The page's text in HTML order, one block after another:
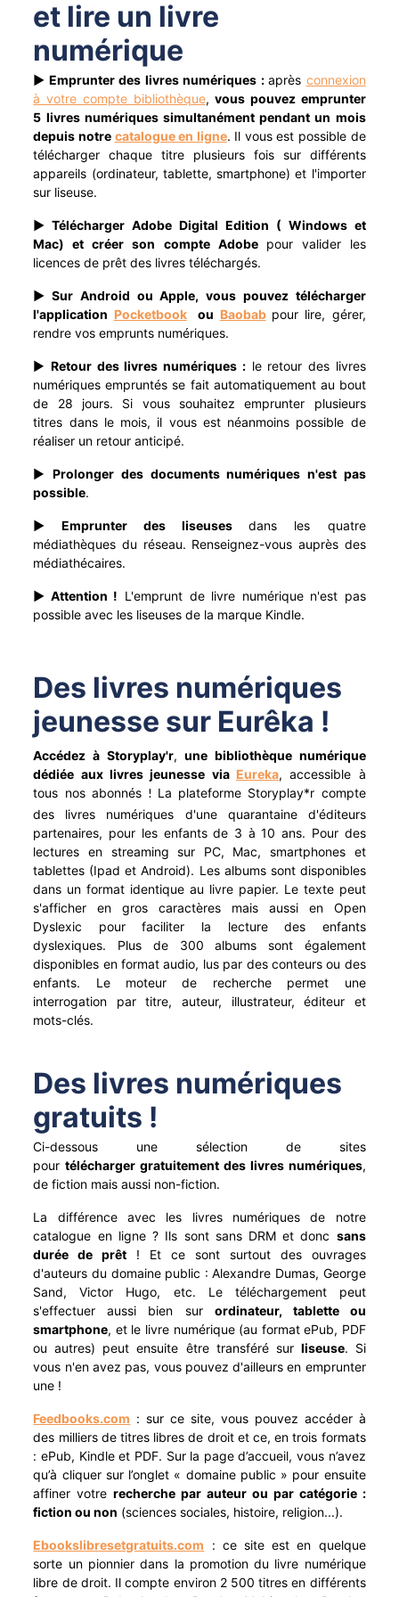
Apprentissage
Portage à domicile
Braderie
Dons et troc de livres
Prêt d'instruments de musique
et lire un livre
numérique
► Emprunter des livres numériques :après connexion
à votre compte bibliothèque,vous pouvez emprunter
5 livres numériques simultanément pendant un mois
depuis notre catalogue en ligne. Il vous est possible de
télécharger chaque titre plusieurs fois sur différents
appareils (ordinateur, tablette, smartphone) et l'importer
sur liseuse.
► Télécharger Adobe Digital Edition ( Windows et
Mac) et créer son compte Adobe pour valider les
licences de prêt des livres téléchargés.
► Sur Android ou Apple, vous pouvez télécharger
l'application Pocketbookou Baobab pour lire, gérer,
rendre vos emprunts numériques.
►Retour des livres numériques :le retour des livres
numériques empruntés se fait automatiquement au bout
de 28 jours. Si vous souhaitez emprunter plusieurs
titres dans le mois, il vous est néanmoins possible de
réaliser un retour anticipé.
►Prolonger des documents numériques n'est pas
possible.
► Emprunter des liseusesdans les quatre
médiathèques du réseau. Renseignez-vous auprès des
médiathécaires.
► Attention ! L'emprunt de livre numérique n'est pas
possible avec les liseuses de la marque Kindle.
Des livres numériques
jeunesse sur Eurêka !
Accédez à Storyplay'r, une bibliothèque numérique
dédiée aux livres jeunesse via Eureka, accessible à
tous nos abonnés ! La plateforme Storyplay*r compte
des livres numériques d'une quarantaine d'éditeurs
partenaires, pour les enfants de 3 à 10 ans. Pour des
lectures en streaming sur PC, Mac, smartphones et
tablettes (Ipad et Android). Les albums sont disponibles
dans un format identique au livre papier. Le texte peut
s'afficher en gros caractères mais aussi en Open
Dyslexic pour faciliter la lecture des enfants
dyslexiques. Plus de 300 albums sont également
disponibles en format audio, lus par des conteurs ou des
enfants. Le moteur de recherche permet une
interrogation par titre, auteur, illustrateur, éditeur et
mots-clés.
Des livres numériques
gratuits !
Ci-dessous une sélection de sites
pourtélécharger gratuitement des livres numériques,
de fiction mais aussi non-fiction.
La différence avec les livres numériques de notre
catalogue en ligne ? Ils sont sans DRM et donc sans
durée de prêt ! Et ce sont surtout des ouvrages
d'auteurs du domaine public : Alexandre Dumas, George
Sand, Victor Hugo, etc. Le téléchargement peut
s'effectuer aussi bien sur ordinateur, tablette ou
smartphone, et le livre numérique (au format ePub, PDF
ou autres) peut ensuite être transféré sur liseuse. Si
vous n'en avez pas, vous pouvez d'ailleurs en emprunter
une !
Feedbooks.com : sur ce site, vous pouvez accéder à
des milliers de titres libres de droit et ce, en trois formats
: ePub, Kindle et PDF. Sur la page d’accueil, vous n’avez
qu’à cliquer sur l’onglet « domaine public » pour ensuite
affiner votrerecherche par auteur ou par catégorie :
fiction ou non (sciences sociales, histoire, religion...).
Ebookslibresetgratuits.com : ce site est en quelque
sorte un pionnier dans la promotion du livre numérique
libre de droit. Il compte environ 2 500 titres en différents